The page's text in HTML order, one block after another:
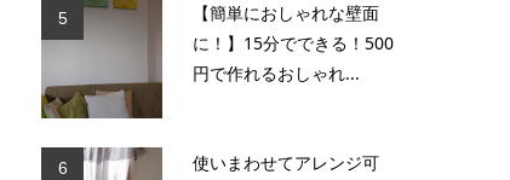
5
【簡単におしゃれな壁面
に！】15分でできる！500
円で作れるおしゃれ...
6
使いまわせてアレンジ可